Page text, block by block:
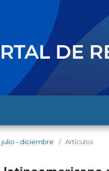
julio - diciembre / Artículos